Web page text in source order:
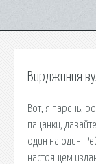
Вирджиния
Вот, я парень,
пацанки,
один на один.
настоящем